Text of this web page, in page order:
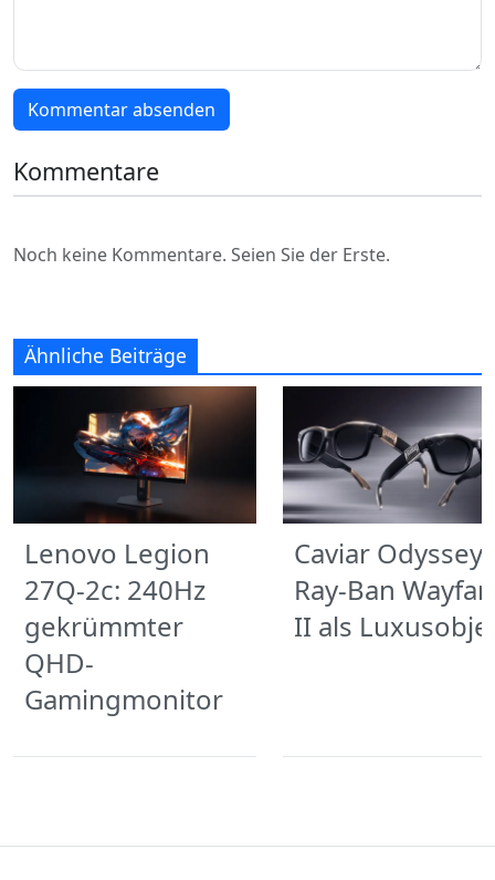
Kommentar absenden
Kommentare
Noch keine Kommentare. Seien Sie der Erste.
Ähnliche Beiträge
Lenovo Legion
27Q-2c: 240Hz
gekrümmter
QHD-
Gamingmonitor
Caviar Odyssey:
Ray-Ban
II als